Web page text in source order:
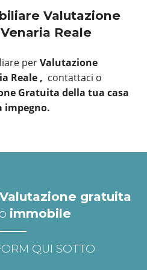
Valutazione
Reale
perValutazione
Reale , contattaci o
Gratuita della tua casa
impegno.
Valutazione gratuita
immobile
QUI SOTTO